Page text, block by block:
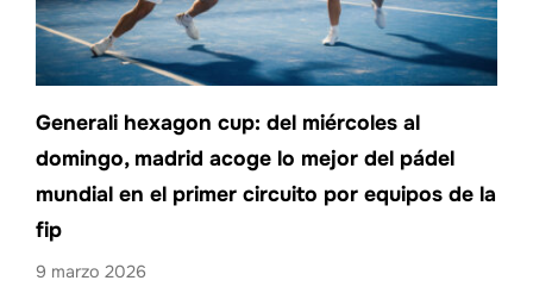
Generali hexagon cup: del miércoles al
domingo, madrid acoge lo mejor del pádel
mundial en el primer circuito por equipos de la
fip
9 marzo 2026